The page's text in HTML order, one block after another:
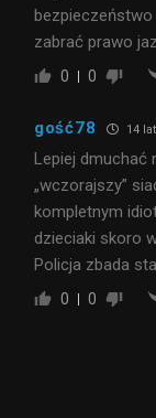
zabrać prawo
0 0
gość78 14
Lepiej dmuchać
„wczorajszy”
kompletnym
dzieciaki skoro
Policja zbada
0 0